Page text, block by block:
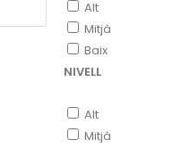
Alt
Mitjà
Baix
NIVELL
Alt
Mitjà